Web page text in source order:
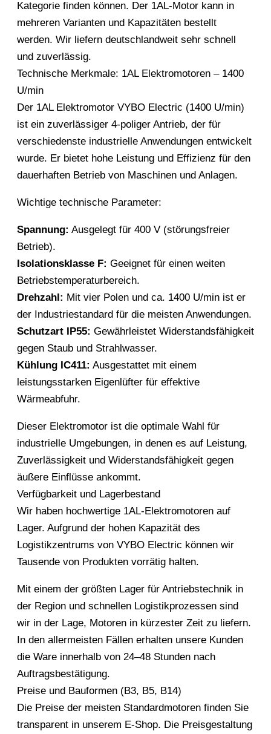
Kategorie finden können. Der 1AL-Motor kann in
mehreren Varianten und Kapazitäten bestellt
werden. Wir liefern deutschlandweit sehr schnell
und zuverlässig.
Technische Merkmale: 1AL Elektromotoren – 1400
U/min
Der 1AL Elektromotor VYBO Electric (1400 U/min)
ist ein zuverlässiger 4-poliger Antrieb, der für
verschiedenste industrielle Anwendungen entwickelt
wurde. Er bietet hohe Leistung und Effizienz für den
dauerhaften Betrieb von Maschinen und Anlagen.
Wichtige technische Parameter:
Spannung: Ausgelegt für 400 V (störungsfreier
Betrieb).
Isolationsklasse F: Geeignet für einen weiten
Betriebstemperaturbereich.
Drehzahl: Mit vier Polen und ca. 1400 U/min ist er
der Industriestandard für die meisten Anwendungen.
Schutzart IP55: Gewährleistet Widerstandsfähigkeit
gegen Staub und Strahlwasser.
Kühlung IC411: Ausgestattet mit einem
leistungsstarken Eigenlüfter für effektive
Wärmeabfuhr.
Dieser Elektromotor ist die optimale Wahl für
industrielle Umgebungen, in denen es auf Leistung,
Zuverlässigkeit und Widerstandsfähigkeit gegen
äußere Einflüsse ankommt.
Verfügbarkeit und Lagerbestand
Wir haben hochwertige 1AL-Elektromotoren auf
Lager. Aufgrund der hohen Kapazität des
Logistikzentrums von VYBO Electric können wir
Tausende von Produkten vorrätig halten.
Mit einem der größten Lager für Antriebstechnik in
der Region und schnellen Logistikprozessen sind
wir in der Lage, Motoren in kürzester Zeit zu liefern.
In den allermeisten Fällen erhalten unsere Kunden
die Ware innerhalb von 24–48 Stunden nach
Auftragsbestätigung.
Preise und Bauformen (B3, B5, B14)
Die Preise der meisten Standardmotoren finden Sie
transparent in unserem E-Shop. Die Preisgestaltung